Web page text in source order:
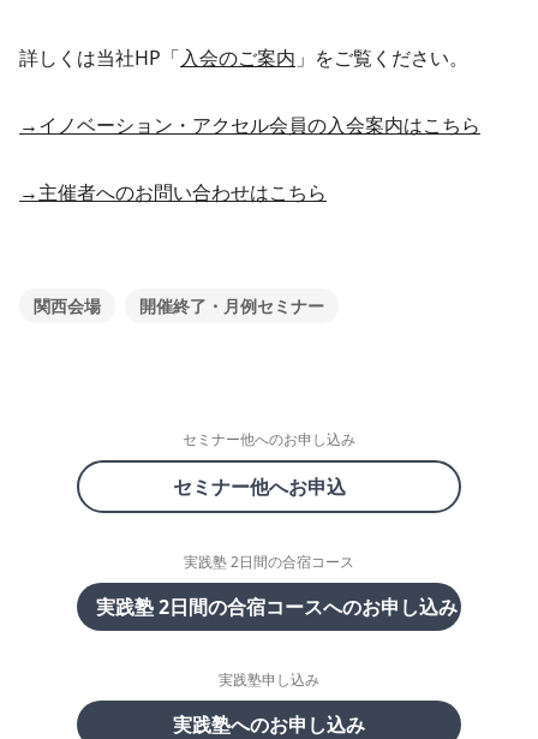
詳しくは当社HP「入会のご案内 」をご覧ください。
→イノベーション・アクセル会員の入会案内はこちら
→主催者へのお問い合わせはこちら
関西会場 開催終了・月例セミナー
セミナー他へのお申し込み
セミナー他へお申込
実践塾 2日間の合宿コース
実践塾 2日間の合宿コースへのお申し込み
実践塾申し込み
実践塾へのお申し込み